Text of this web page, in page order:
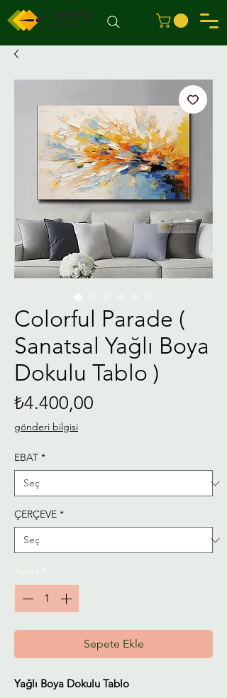
Colorful Parade (
Sanatsal Yağlı Boya
Dokulu Tablo )
₺4.400,00
gönderi bilgisi
EBAT *
ÇERÇEVE *
Sepete Ekle
Yağlı Boya Dokulu Tablo